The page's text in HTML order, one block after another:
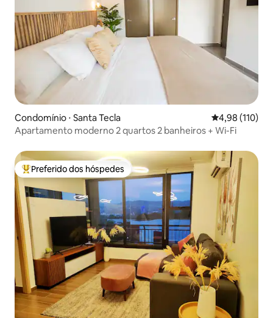
Condomínio ⋅ Santa Tecla 4,98 de uma
4,98 (110)
Apartamento moderno 2 quartos 2 banheiros + Wi-Fi
Entre os melhores preferidos dos hóspedes
Preferido dos hóspedes